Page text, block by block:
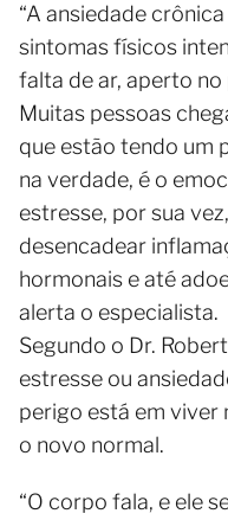
“A ansiedade
sintomas físicos
falta de ar, aperto
Muitas pessoas
que estão tendo um
na verdade, é o
estresse, por sua
desencadear
hormonais e até
alerta o especialista.
Segundo o Dr.
estresse ou
perigo está em viver
o novo normal.
“O corpo fala, e ele